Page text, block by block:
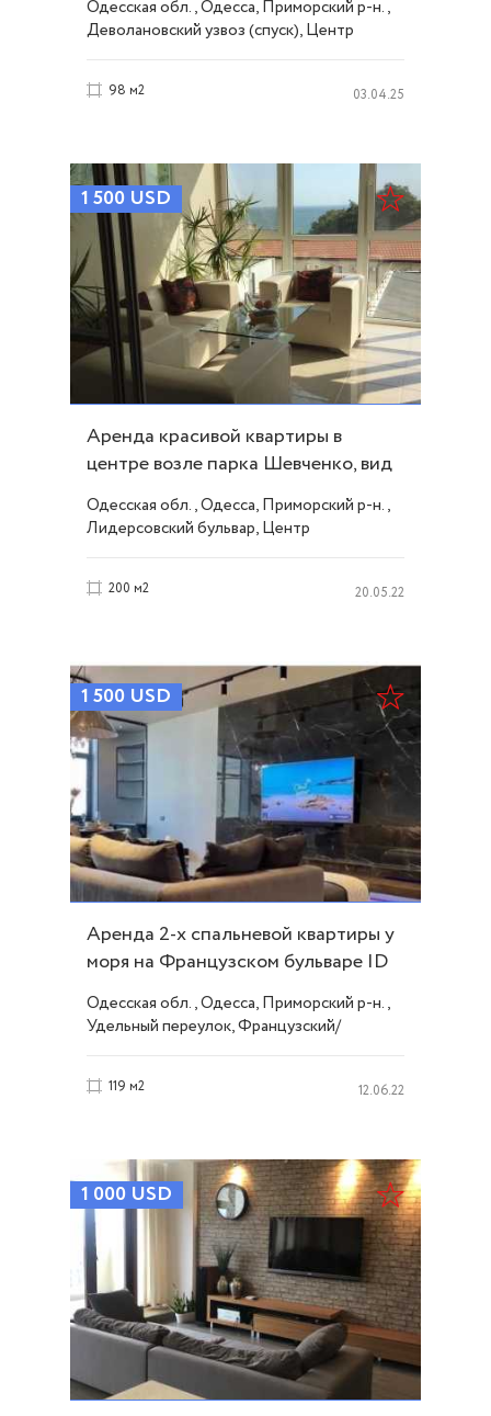
Одесская обл., Одесса, Приморский р-н.,
Деволановский узвоз (спуск), Центр
98 м2 03.04.25
1 500 USD
Аренда красивой квартиры в
центре возле парка Шевченко, вид
моря! ID 32829
Одесская обл., Одесса, Приморский р-н.,
Лидерсовский бульвар, Центр
200 м2 20.05.22
1 500 USD
Аренда 2-х спальневой квартиры у
моря на Французском бульваре ID
51525
Одесская обл., Одесса, Приморский р-н.,
Удельный переулок, Французский/
119 м2 12.06.22
1 000 USD